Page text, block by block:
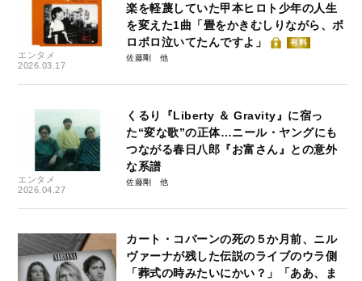
エンタメ
2026.03.17
楽を軽蔑していた甲本ヒロト少年の人生
を変えた1曲「畳をかきむしりながら、ボ
ロボロ泣いてたんですよ」
有料
佐藤剛
エンタメ
2026.04.27
くるり『Liberty ＆ Gravity』に宿っ
た“変な歌”の正体…ニール・ヤングにも
つながる春日八郎『お富さん』との意外
な系譜
佐藤剛
カート・コバーンの死の５か月前、ニル
ヴァーナが残した伝説のライブのウラ側
「葬式の時みたいにかい？」「ああ、ま